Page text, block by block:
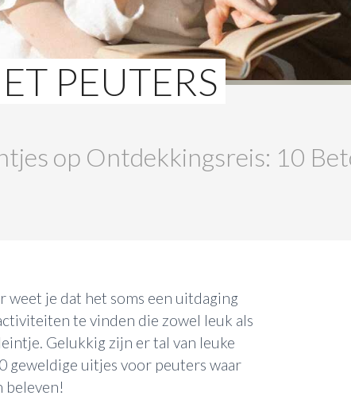
PEUTERS
op Ontdekkingsreis: 10
weet je dat het soms een uitdaging
te vinden die zowel leuk als
Gelukkig zijn er tal van leuke
uitjes voor peuters waar
beleven!